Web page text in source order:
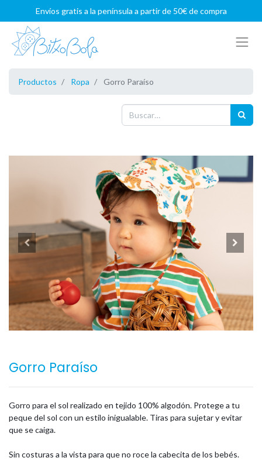
Envíos gratis a la península a partir de 50€ de compra
Productos Ropa Gorro Paraíso
Gorro Paraíso
Gorro para el sol realizado en tejido 100% algodón. Protege a tu
peque del sol con un estilo inigualable. Tiras para sujetar y evitar
que se caiga.
Sin costuras a la vista para que no roce la cabecita de los bebés.